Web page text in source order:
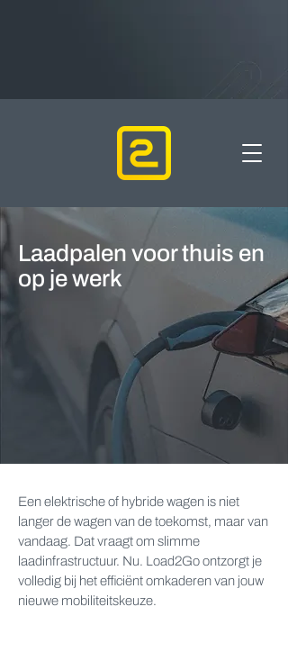
Laadpalen voor thuis en
op je werk
Een elektrische of hybride wagen is niet
langer de wagen van de toekomst, maar van
vandaag. Dat vraagt om slimme
laadinfrastructuur. Nu. Load2Go ontzorgt je
volledig bij het efficiënt omkaderen van jouw
nieuwe mobiliteitskeuze.